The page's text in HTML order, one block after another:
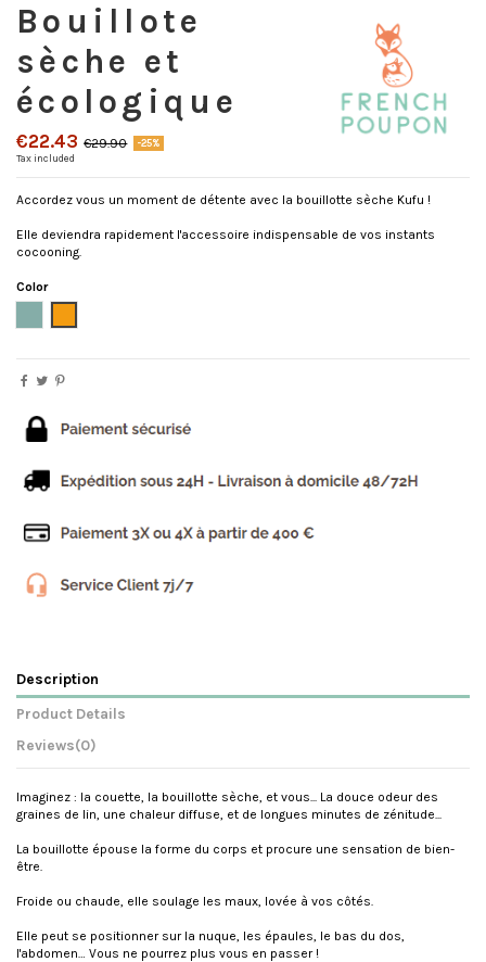
Bouillote
sèche et
écologique
€22.43 €29.90 -25%
Tax included
Accordez vous un moment de détente avec la bouillotte sèche Kufu !
Elle deviendra rapidement l'accessoire indispensable de vos instants
cocooning.
Color
Description
Product Details
Reviews(0)
Imaginez : la couette, la bouillotte sèche, et vous... La douce odeur des
graines de lin, une chaleur diffuse, et de longues minutes de zénitude...
La bouillotte épouse la forme du corps et procure une sensation de bien-
être.
Froide ou chaude, elle soulage les maux, lovée à vos côtés.
Elle peut se positionner sur la nuque, les épaules, le bas du dos,
l'abdomen… Vous ne pourrez plus vous en passer !